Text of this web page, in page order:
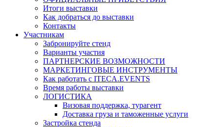
Итоги выставки
Как добраться до выставки
Контакты
Участникам
Забронируйте стенд
Варианты участия
ПАРТНЕРСКИЕ ВОЗМОЖНОСТИ
МАРКЕТИНГОВЫЕ ИНСТРУМЕНТЫ
Как работать с ITECA.EVENTS
Время работы выставки
ЛОГИСТИКА
Визовая поддержка, турагент
Доставка груза и таможенные услуги
Застройка стенда